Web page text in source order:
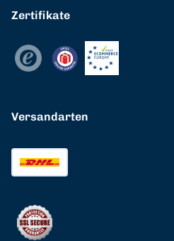
Zertifikate
Versandarten